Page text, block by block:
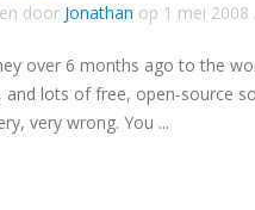
door Jonathan op 1 mei 2008
over 6 months ago to the
and lots of free, open-source
very wrong. You ...